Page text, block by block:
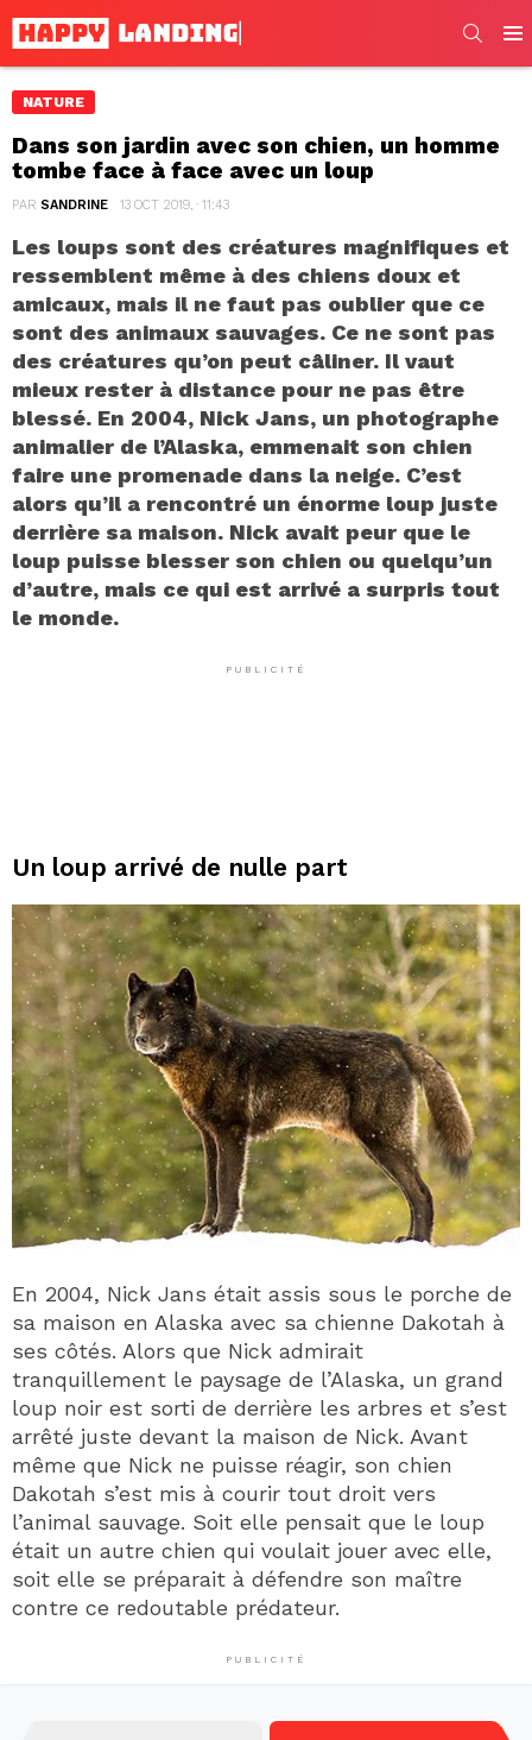
NATURE
Dans son jardin avec son chien, un homme
tombe face à face avec un loup
PAR SANDRINE 13 OCT 2019, · 11:43
Les loups sont des créatures magnifiques et
ressemblent même à des chiens doux et
amicaux, mais il ne faut pas oublier que ce
sont des animaux sauvages. Ce ne sont pas
des créatures qu’on peut câliner. Il vaut
mieux rester à distance pour ne pas être
blessé. En 2004, Nick Jans, un photographe
animalier de l’Alaska, emmenait son chien
faire une promenade dans la neige. C’est
alors qu’il a rencontré un énorme loup juste
derrière sa maison. Nick avait peur que le
loup puisse blesser son chien ou quelqu’un
d’autre, mais ce qui est arrivé a surpris tout
le monde.
PUBLICITÉ
Un loup arrivé de nulle part
En 2004, Nick Jans était assis sous le porche de
sa maison en Alaska avec sa chienne Dakotah à
ses côtés. Alors que Nick admirait
tranquillement le paysage de l’Alaska, un grand
loup noir est sorti de derrière les arbres et s’est
arrêté juste devant la maison de Nick. Avant
même que Nick ne puisse réagir, son chien
Dakotah s’est mis à courir tout droit vers
l’animal sauvage. Soit elle pensait que le loup
était un autre chien qui voulait jouer avec elle,
soit elle se préparait à défendre son maître
contre ce redoutable prédateur.
PUBLICITÉ